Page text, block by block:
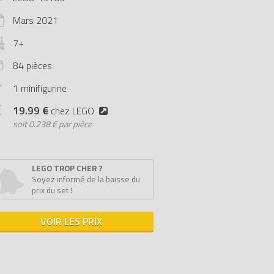
Mars 2021
7+
84 pièces
1 minifigurine
19.99 € chez LEGO
soit0.238 € par pièce
LEGO TROP CHER ?
Soyez informé de la baisse du
prix du set !
VOIR LES PRIX